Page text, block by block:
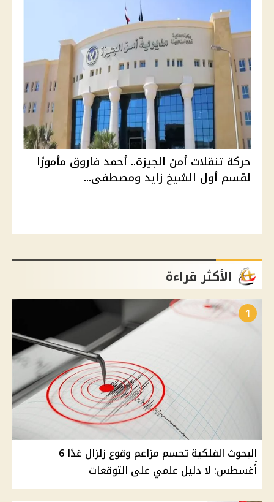
حركة تنقلات أمن الجيزة.. أحمد فاروق مأمورًا
لقسم أول الشيخ زايد ومصطفى...
الأكثر قراءة
1
البحوث الفلكية تحسم مزاعم وقوع زلزال غدًا 6
أغسطس: لا دليل علمي على التوقعات